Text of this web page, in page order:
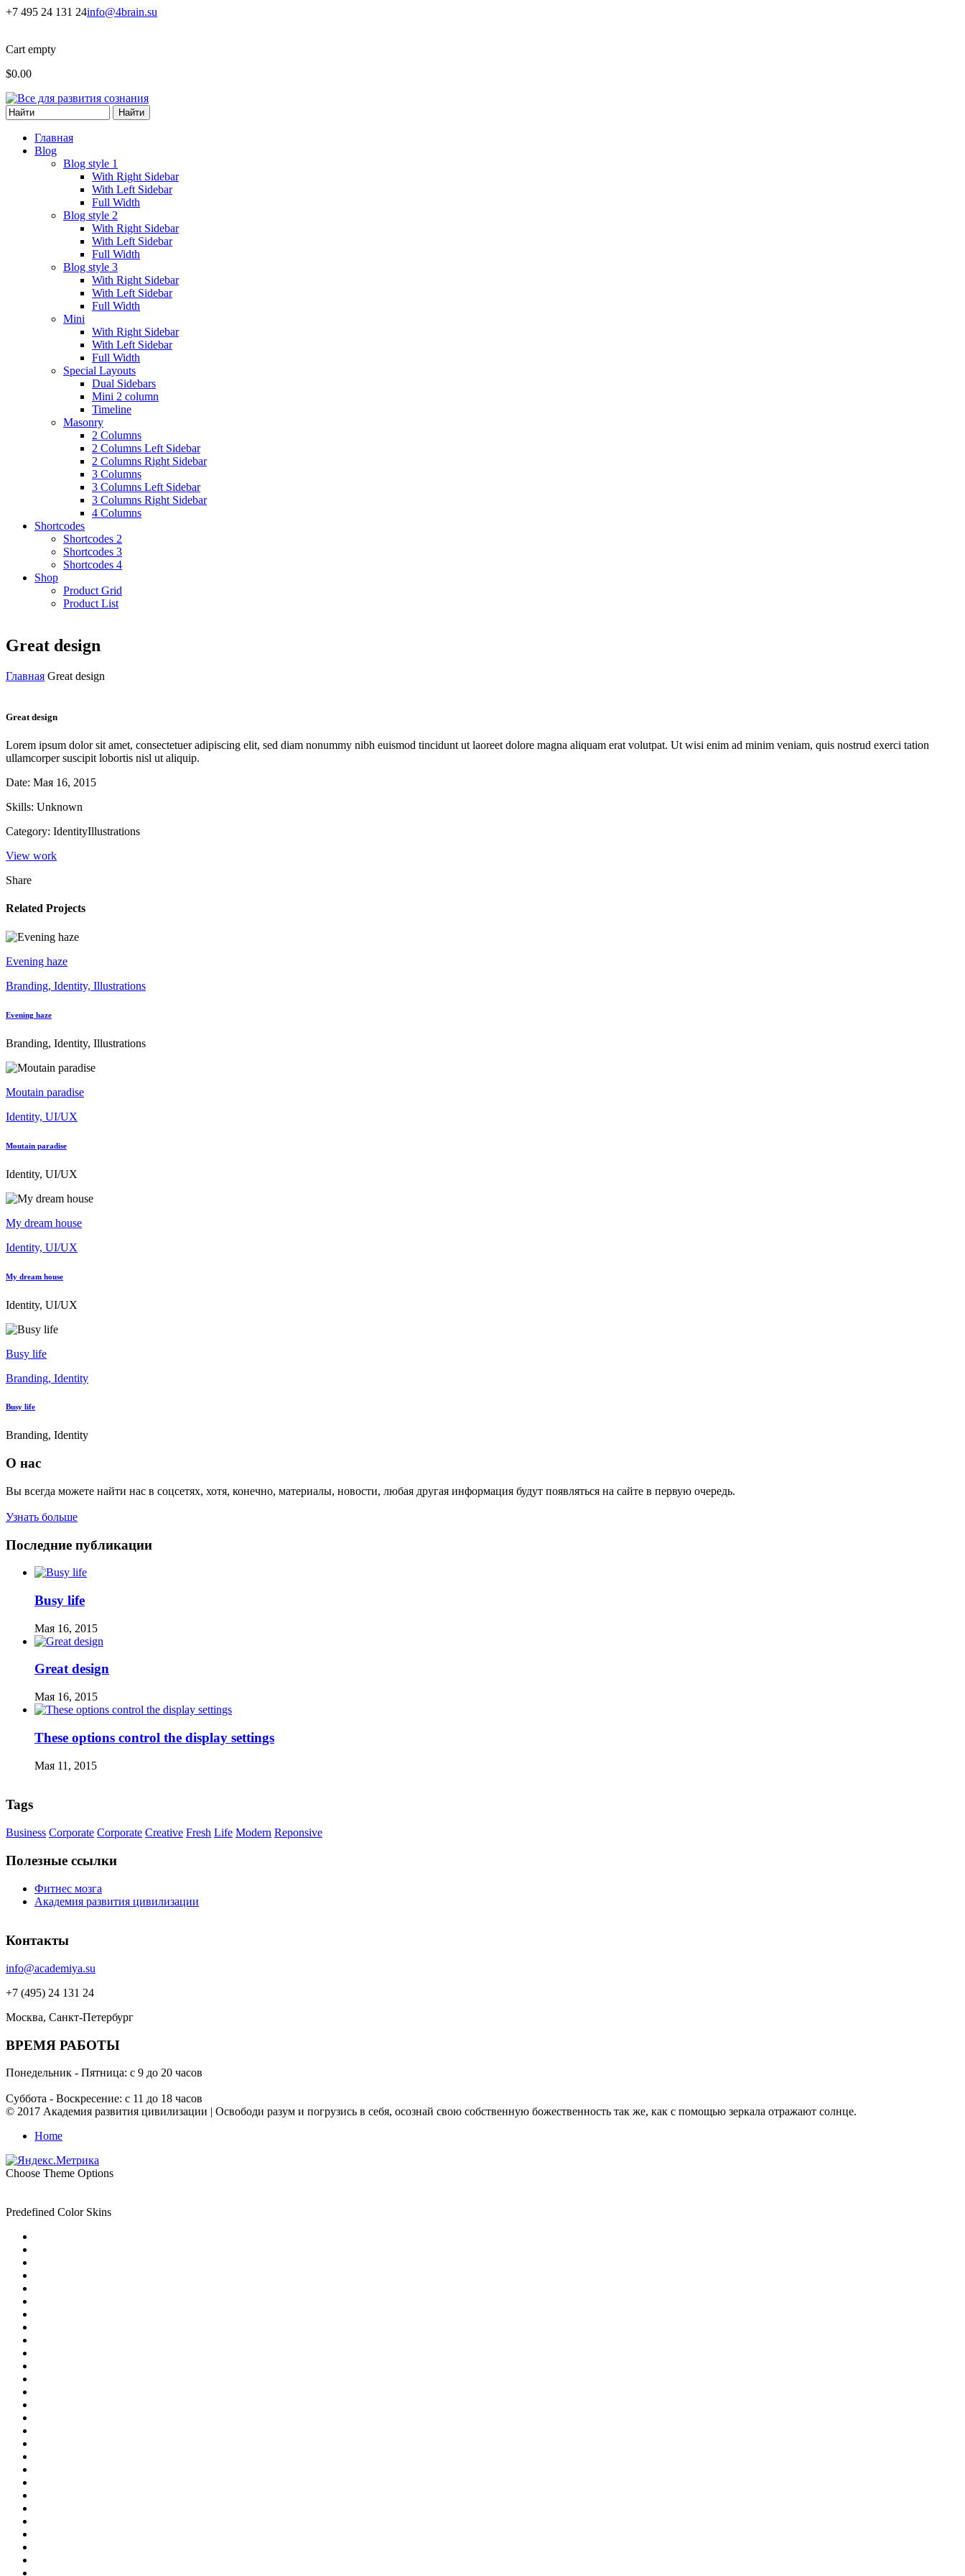
Перейти к основному содержанию
+7 495 24 131 24info@4brain.su
Cart empty
$0.00
Главная
Blog
Blog style 1
With Right Sidebar
With Left Sidebar
Full Width
Blog style 2
With Right Sidebar
With Left Sidebar
Full Width
Blog style 3
With Right Sidebar
With Left Sidebar
Full Width
Mini
With Right Sidebar
With Left Sidebar
Full Width
Special Layouts
Dual Sidebars
Mini 2 column
Timeline
Masonry
2 Columns
2 Columns Left Sidebar
2 Columns Right Sidebar
3 Columns
3 Columns Left Sidebar
3 Columns Right Sidebar
4 Columns
Shortcodes
Shortcodes 2
Shortcodes 3
Shortcodes 4
Shop
Product Grid
Product List
Great design
Главная Great design
Great design
Lorem ipsum dolor sit amet, consectetuer adipiscing elit, sed diam nonummy nibh euismod tincidunt ut laoreet dolore magna aliquam erat volutpat. Ut wisi enim ad minim veniam, quis nostrud exerci tation
ullamcorper suscipit lobortis nisl ut aliquip.
Date: Мая 16, 2015
Skills: Unknown
Category: IdentityIllustrations
View work
Share
Related Projects
Evening haze
Branding, Identity, Illustrations
Evening haze
Branding, Identity, Illustrations
Moutain paradise
Identity, UI/UX
Moutain paradise
Identity, UI/UX
My dream house
Identity, UI/UX
My dream house
Identity, UI/UX
Busy life
Branding, Identity
Busy life
Branding, Identity
О нас
Вы всегда можете найти нас в соцсетях, хотя, конечно, материалы, новости, любая другая информация будут появляться на сайте в первую очередь.
Узнать больше
Последние публикации
Busy life
Мая 16, 2015
Great design
Мая 16, 2015
These options control the display settings
Мая 11, 2015
Tags
Business Corporate Corporate Creative Fresh Life Modern Reponsive
Полезные ссылки
Фитнес мозга
Академия развития цивилизации
Контакты
info@academiya.su
+7 (495) 24 131 24
Москва, Санкт-Петербург
ВРЕМЯ РАБОТЫ
Понедельник - Пятница: с 9 до 20 часов
Суббота - Воскресение: с 11 до 18 часов
© 2017 Академия развития цивилизации | Освободи разум и погрузись в себя, осознай свою собственную божественность так же, как с помощью зеркала отражают солнце.
Home
Choose Theme Options
Predefined Color Skins